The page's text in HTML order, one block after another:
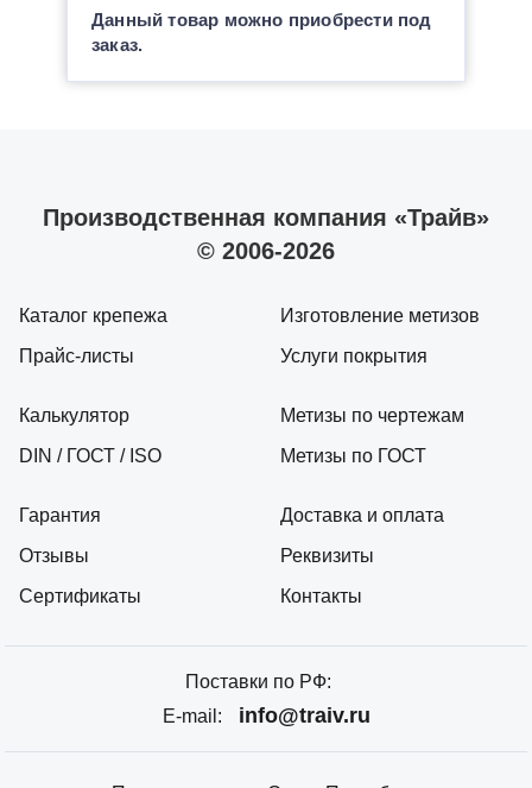
Данный товар можно приобрести под
заказ.
Производственная компания «Трайв»
© 2006-2026
Каталог крепежа
Прайс-листы
Калькулятор
DIN / ГОСТ / ISO
Гарантия
Отзывы
Сертификаты
Изготовление метизов
Услуги покрытия
Метизы по чертежам
Метизы по ГОСТ
Доставка и оплата
Реквизиты
Контакты
Поставки по РФ:
E-mail:
info@traiv.ru